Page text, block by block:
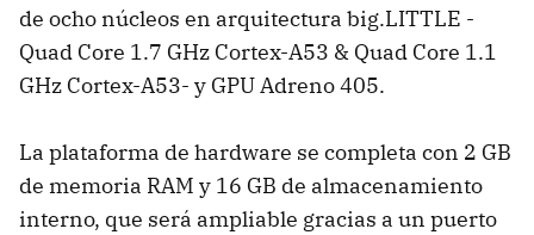
de ocho núcleos en arquitectura big.LITTLE -
Quad Core 1.7 GHz Cortex-A53 & Quad Core 1.1
GHz Cortex-A53- y GPU Adreno 405.
La plataforma de hardware se completa con 2 GB
de memoria RAM y 16 GB de almacenamiento
interno, que será ampliable gracias a un puerto